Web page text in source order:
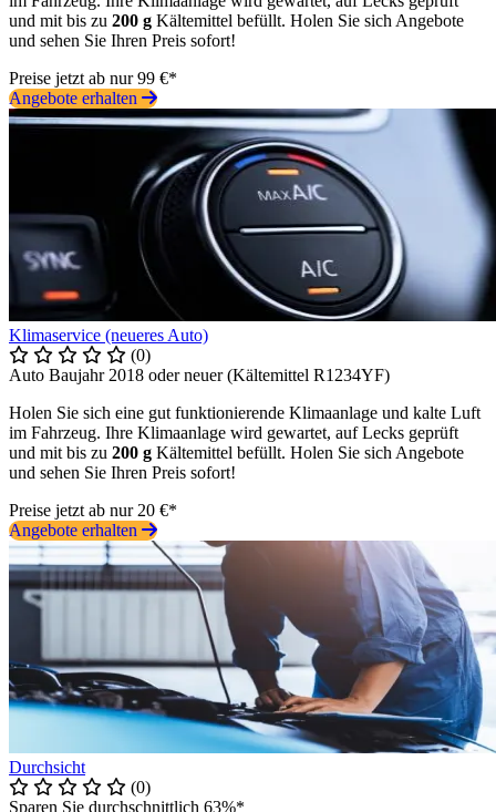
und mit bis zu 200 g Kältemittel befüllt. Holen Sie sich Angebote
und sehen Sie Ihren Preis sofort!
Preise jetzt ab nur 99 €*
Angebote erhalten
Klimaservice (neueres Auto)
(0)
Auto Baujahr 2018 oder neuer (Kältemittel R1234YF)
Holen Sie sich eine gut funktionierende Klimaanlage und kalte Luft
im Fahrzeug. Ihre Klimaanlage wird gewartet, auf Lecks geprüft
und mit bis zu 200 g Kältemittel befüllt. Holen Sie sich Angebote
und sehen Sie Ihren Preis sofort!
Preise jetzt ab nur 20 €*
Angebote erhalten
Durchsicht
(0)
Sparen Sie durchschnittlich 63%*